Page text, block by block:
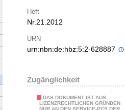
Heft
Nr.21.2012
URN
urn:nbn:de:hbz:5:2-628887
Zugänglichkeit
DAS DOKUMENT IST AUS
LIZENZRECHTLICHEN GRÜNDEN